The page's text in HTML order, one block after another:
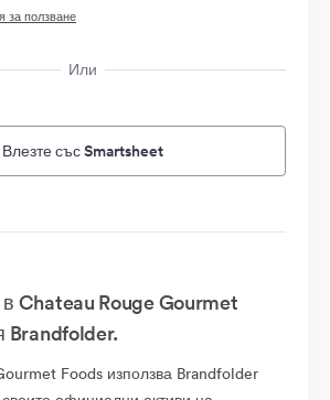
за ползване
Или
Влезте със Smartsheet
Chateau Rouge Gourmet
Brandfolder.
Foods използва Brandfolder